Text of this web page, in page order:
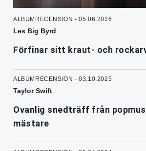
ALBUMRECENSION - 05.06.2026
Les Big Byrd
Förfinar sitt kraut- och
ALBUMRECENSION - 03.10.2025
Taylor Swift
Ovanlig snedträff från
mästare